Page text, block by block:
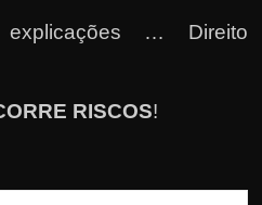
… Direito
RISCOS!